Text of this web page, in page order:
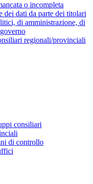
o incompleta
dei dati da parte dei titolari
di amministrazione, di
regionali/provinciali
consiliari
di controllo